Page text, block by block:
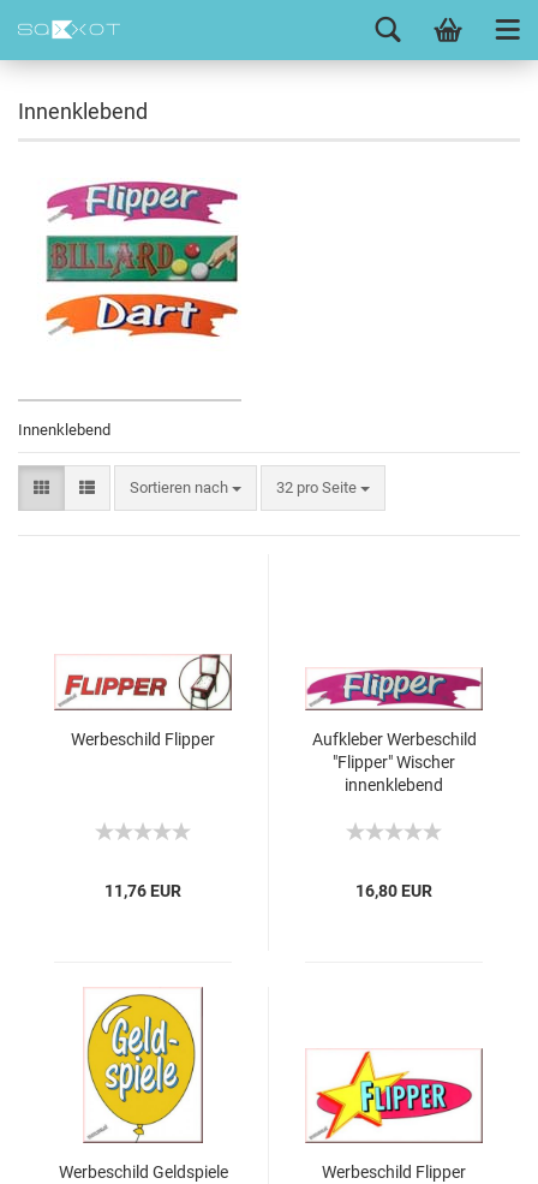
Innenklebend
Innenklebend
Sortieren nach 32 pro Seite
Werbeschild Flipper
11,76 EUR
Aufkleber Werbeschild
"Flipper" Wischer
innenklebend
16,80 EUR
Werbeschild Geldspiele
Werbeschild Flipper